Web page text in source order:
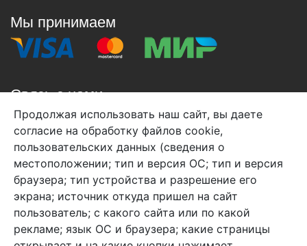
Мы принимаем
Связь с нами
+7 (495) 933-38-08
info@arben-textile.ru- оптовые продажи
Арбен текстиль г. Щелково, пер.
1-й Советский д.25, владение 2.
Продолжая использовать наш сайт, вы даете
согласие на обработку файлов cookie,
пользовательских данных (сведения о
местоположении; тип и версия ОС; тип и версия
браузера; тип устройства и разрешение его
экрана; источник откуда пришел на сайт
пользователь; с какого сайта или по какой
рекламе; язык ОС и браузера; какие страницы